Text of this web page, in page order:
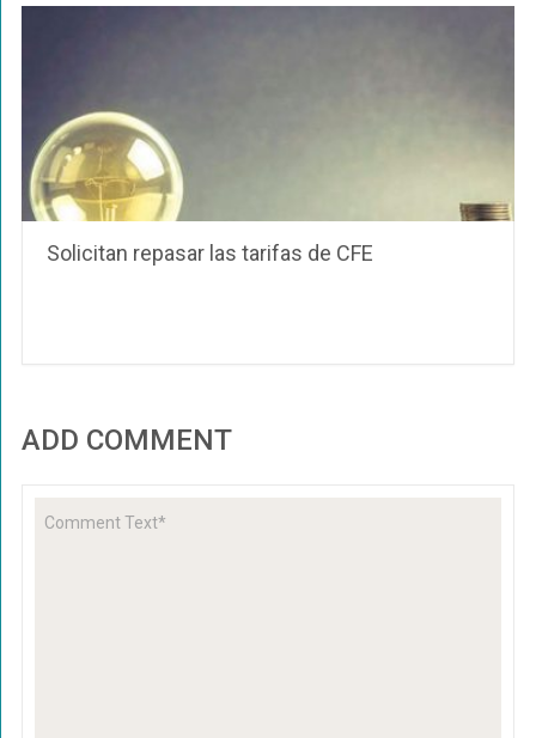
Solicitan repasar las tarifas de CFE
ADD COMMENT